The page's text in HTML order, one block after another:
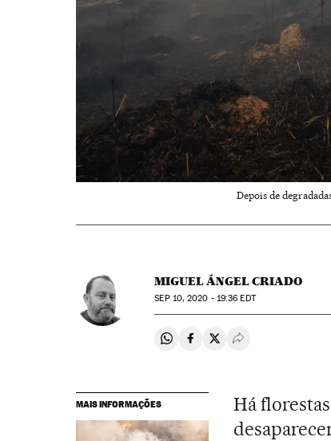
Depois de
MIGUEL ÁNGEL CRIADO
SEP10, 2020 - 19:36 EDT
Compartir en Whatsapp
Compartir en Facebook
Compartir en Twitter
Desplegar Redes
MAIS INFORMAÇÕES
Há